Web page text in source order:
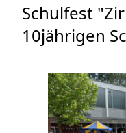
Schulfest
10jährigen